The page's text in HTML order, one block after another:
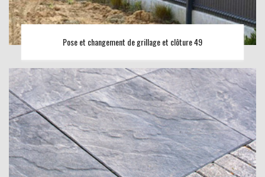
Pose et changement de grillage et clôture 49